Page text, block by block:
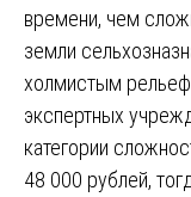
времени, чем
земли
холмистым
экспертных
категории
48 000 рублей,